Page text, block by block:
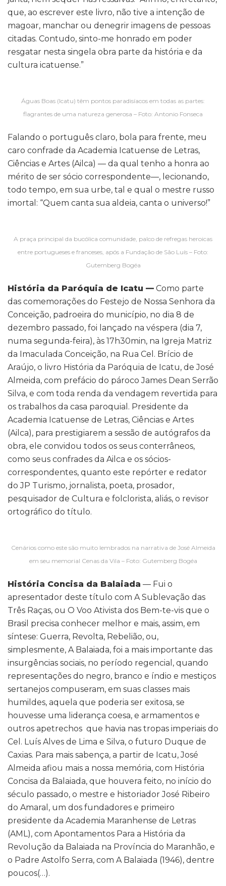
que, ao escrever este livro, não tive a intenção de
magoar, manchar ou denegrir imagens de pessoas
citadas. Contudo, sinto-me honrado em poder
resgatar nesta singela obra parte da história e da
cultura icatuense.”
Águas Boas (Icatu) têm pontos paradisíacos em todas as partes:
flagrantes de uma natureza generosa – Foto: Antonio Fonseca
Falando o português claro, bola para frente, meu
caro confrade da Academia Icatuense de Letras,
Ciências e Artes (Ailca) — da qual tenho a honra ao
mérito de ser sócio correspondente—, lecionando,
todo tempo, em sua urbe, tal e qual o mestre russo
imortal: “Quem canta sua aldeia, canta o universo!”
A praça principal da bucólica comunidade, palco de refregas heroicas
entre portugueses e franceses, após a Fundação de São Luís – Foto:
Gutemberg Bogéa
História da Paróquia de Icatu — Como parte
das comemorações do Festejo de Nossa Senhora da
Conceição, padroeira do município, no dia 8 de
dezembro passado, foi lançado na véspera (dia 7,
numa segunda-feira), às 17h30min, na Igreja Matriz
da Imaculada Conceição, na Rua Cel. Brício de
Araújo, o livro História da Paróquia de Icatu, de José
Almeida, com prefácio do pároco James Dean Serrão
Silva, e com toda renda da vendagem revertida para
os trabalhos da casa paroquial. Presidente da
Academia Icatuense de Letras, Ciências e Artes
(Ailca), para prestigiarem a sessão de autógrafos da
obra, ele convidou todos os seus conterrâneos,
como seus confrades da Ailca e os sócios-
correspondentes, quanto este repórter e redator
do JP Turismo, jornalista, poeta, prosador,
pesquisador de Cultura e folclorista, aliás, o revisor
ortográfico do título.
Cenários como este são muito lembrados na narrativa de José Almeida
em seu memorial Cenas da Vila – Foto: Gutemberg Bogéa
História Concisa da Balaiada — Fui o
apresentador deste título com A Sublevação das
Três Raças, ou O Voo Ativista dos Bem-te-vis que o
Brasil precisa conhecer melhor e mais, assim, em
síntese: Guerra, Revolta, Rebelião, ou,
simplesmente, A Balaiada, foi a mais importante das
insurgências sociais, no período regencial, quando
representações do negro, branco e índio e mestiços
sertanejos compuseram, em suas classes mais
humildes, aquela que poderia ser exitosa, se
houvesse uma liderança coesa, e armamentos e
outros apetrechos que havia nas tropas imperiais do
Cel. Luís Alves de Lima e Silva, o futuro Duque de
Caxias. Para mais sabença, a partir de Icatu, José
Almeida afiou mais a nossa memória, com História
Concisa da Balaiada, que houvera feito, no início do
século passado, o mestre e historiador José Ribeiro
do Amaral, um dos fundadores e primeiro
presidente da Academia Maranhense de Letras
(AML), com Apontamentos Para a História da
Revolução da Balaiada na Província do Maranhão, e
o Padre Astolfo Serra, com A Balaiada (1946), dentre
poucos(…).